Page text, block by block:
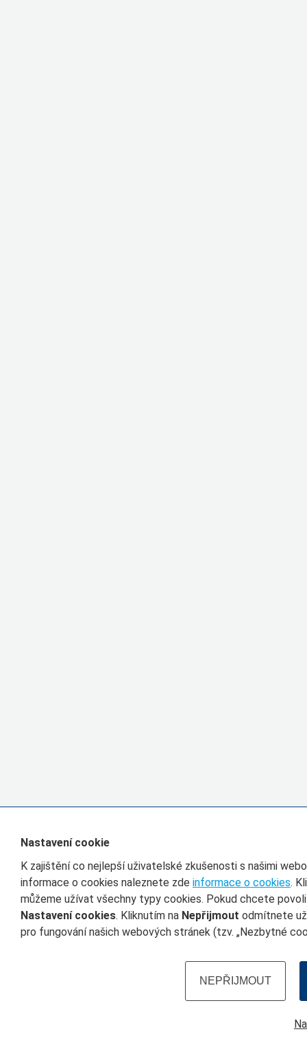
Nastavení cookie
K zajištění co nejlepší uživatelské zkušenosti s našimi
informace o cookies naleznete zde informace o cookies.
můžeme užívat všechny typy cookies. Pokud chcete
Nastavení cookies. Kliknutím na Nepřijmout odmítnete
pro fungování našich webových stránek (tzv. „Nezbytné
NEPŘIJMOUT